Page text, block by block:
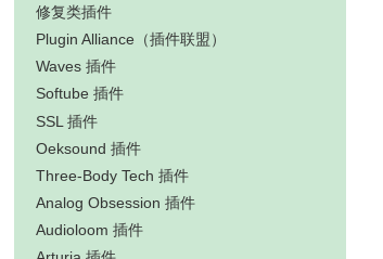
修复类插件
Plugin Alliance（插件联盟）
Waves 插件
Softube 插件
SSL 插件
Oeksound 插件
Three-Body Tech 插件
Analog Obsession 插件
Audioloom 插件